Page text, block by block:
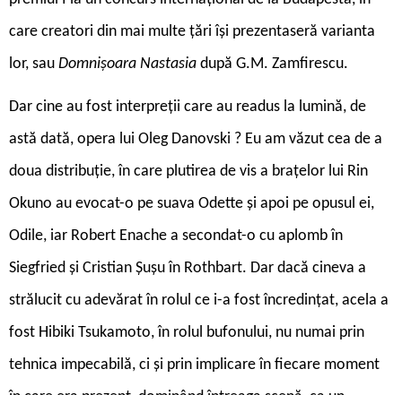
care creatori din mai multe țări își prezentaseră varianta
lor, sau Domnișoara Nastasia după G.M. Zamfirescu.
Dar cine au fost interpreții care au readus la lumină, de
astă dată, opera lui Oleg Danovski ? Eu am văzut cea de a
doua distribuție, în care plutirea de vis a brațelor lui Rin
Okuno au evocat-o pe suava Odette și apoi pe opusul ei,
Odile, iar Robert Enache a secondat-o cu aplomb în
Siegfried și Cristian Șușu în Rothbart. Dar dacă cineva a
strălucit cu adevărat în rolul ce i-a fost încredințat, acela a
fost Hibiki Tsukamoto, în rolul bufonului, nu numai prin
tehnica impecabilă, ci și prin implicare în fiecare moment